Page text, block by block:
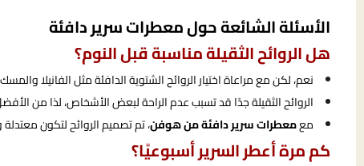
الأسئلة الشائعة حول معطرات سرير دافئة
هل الروائح الثقيلة مناسبة قبل النوم؟
نعم، لكن مع مراعاة اختيار الروائح الشتوية الدافئة مثل الفانيلا
الروائح الثقيلة جدًا قد تسبب عدم الراحة لبعض الأشخاص، لذا من
معمعطرات سرير دافئة من هوفن، تم تصميم الروائح لتكون معتدلة
كم مرة أعطر السرير أسبوعيًا؟